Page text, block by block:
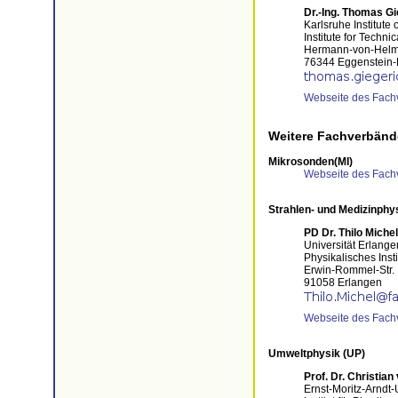
Dr.-Ing. Thomas
Karlsruhe Institute
Institute for
Hermann-von-
76344
Webseite des
Weitere
Mikrosonden(MI)
Webseite des
Strahlen- und
PD Dr. Thilo Michel
Universität
Physikalisches
Erwin-Rommel-Str.
91058 Erlangen
Webseite des
Umweltphysik (UP)
Prof. Dr. Christian
Ernst-Moritz-